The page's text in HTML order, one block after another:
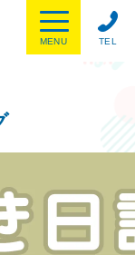
TEL
MENU